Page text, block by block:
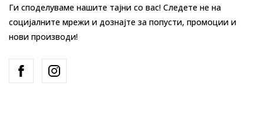
Ги споделуваме нашите тајни со вас! Следете не на
социјалните мрежи и дознајте за попусти, промоции и
нови производи!